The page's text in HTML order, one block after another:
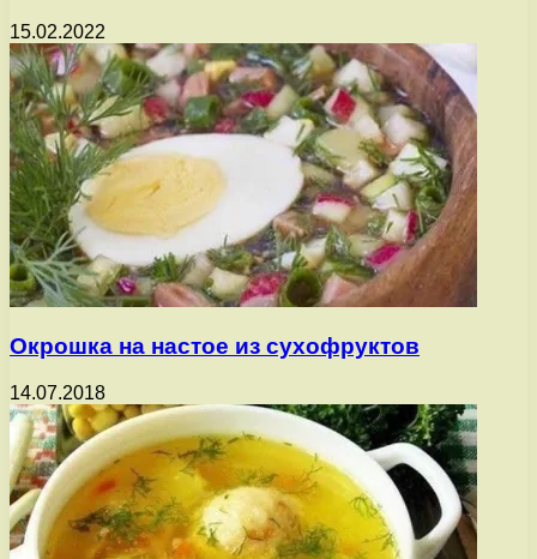
15.02.2022
Окрошка на настое из сухофруктов
14.07.2018